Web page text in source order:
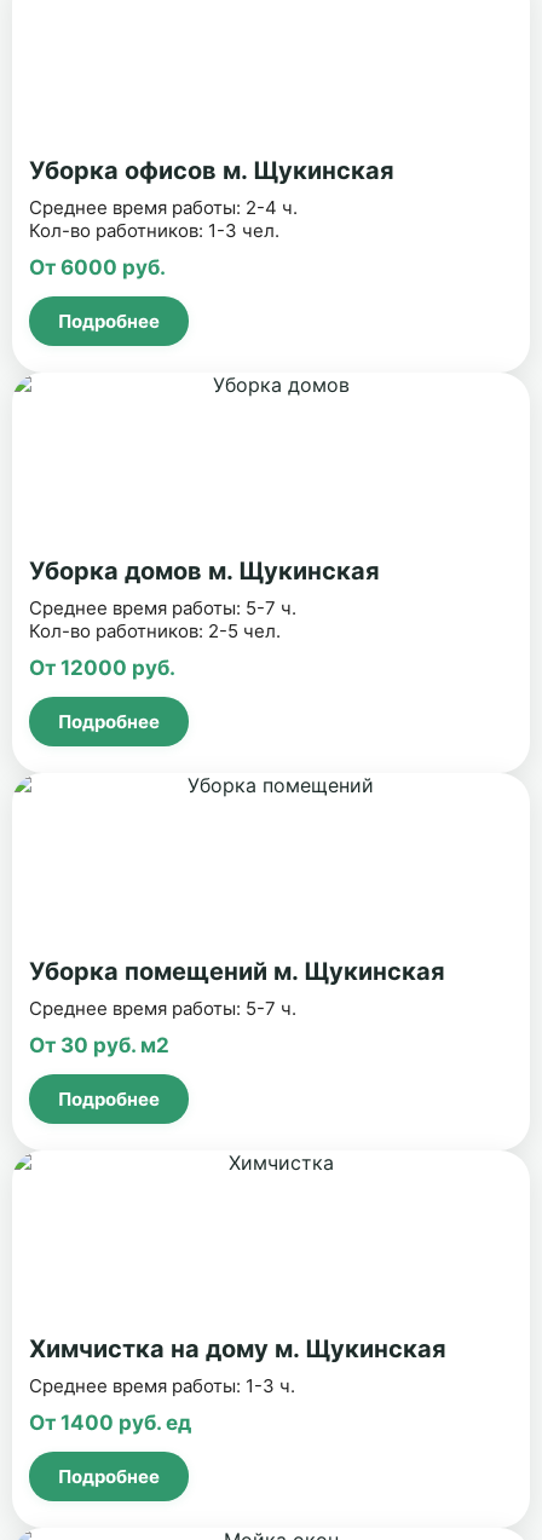
Уборка офисов м. Щукинская
Среднее время работы: 2-4 ч.
Кол-во работников: 1-3 чел.
От 6000 руб.
Подробнее
Уборка домов м. Щукинская
Среднее время работы: 5-7 ч.
Кол-во работников: 2-5 чел.
От 12000 руб.
Подробнее
Уборка помещений м. Щукинская
Среднее время работы: 5-7 ч.
От 30 руб. м2
Подробнее
Химчистка на дому м. Щукинская
Среднее время работы: 1-3 ч.
От 1400 руб. ед
Подробнее